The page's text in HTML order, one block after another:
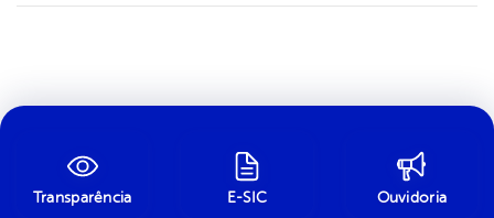
Transparência E-SIC Ouvidoria